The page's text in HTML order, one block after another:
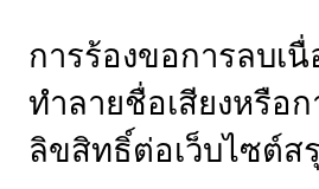
การร้องขอการลบเ
ทำลายชื่อเสียงหรือก
ลิขสิทธิ์ต่อเว็บไซต์ส